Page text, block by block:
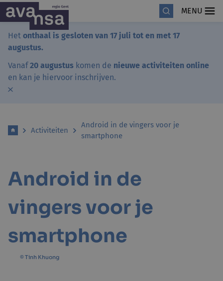
MENU
Het onthaal is gesloten van 17 juli tot en met 17
augustus.
Vanaf20 augustus komen de nieuwe activiteiten online
en kan je hiervoor inschrijven.
Activiteiten
Android in de vingers voor je
smartphone
Android in de
vingers voor je
smartphone
© Tinh Khuong